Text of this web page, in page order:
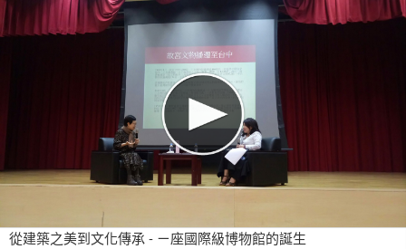
從建築之美到文化傳承 - ㄧ座國際級博物館的誕生